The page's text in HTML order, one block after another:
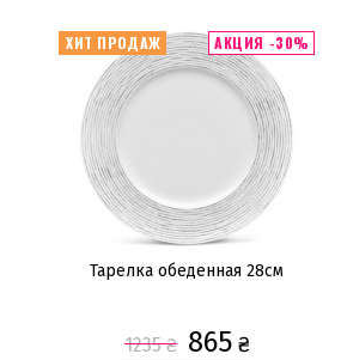
ХИТ ПРОДАЖ АКЦИЯ -30%
Тарелка обеденная 28см
1235₴ 865₴